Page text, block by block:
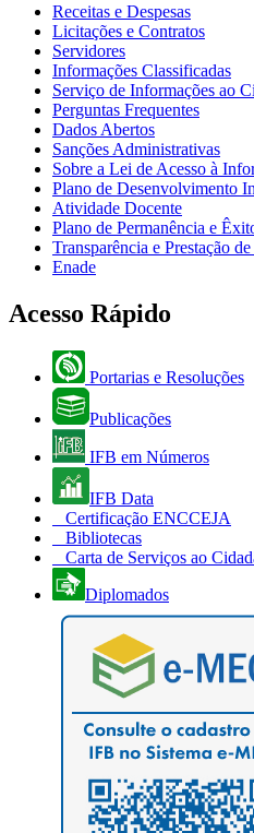
Receitas e Despesas
Licitações e Contratos
Servidores
Informações Classificadas
Serviço de Informações ao
Perguntas Frequentes
Dados Abertos
Sanções Administrativas
Sobre a Lei de Acesso à
Plano de Desenvolvimento
Atividade Docente
Plano de Permanência e
Transparência e Prestação
Enade
Acesso Rápido
Portarias e Resoluções
Publicações
IFB em Números
IFB Data
Certificação ENCCEJA
Bibliotecas
Carta de Serviços ao
Diplomados